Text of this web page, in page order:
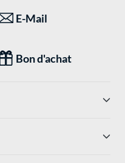
E-Mail
Bon d'achat